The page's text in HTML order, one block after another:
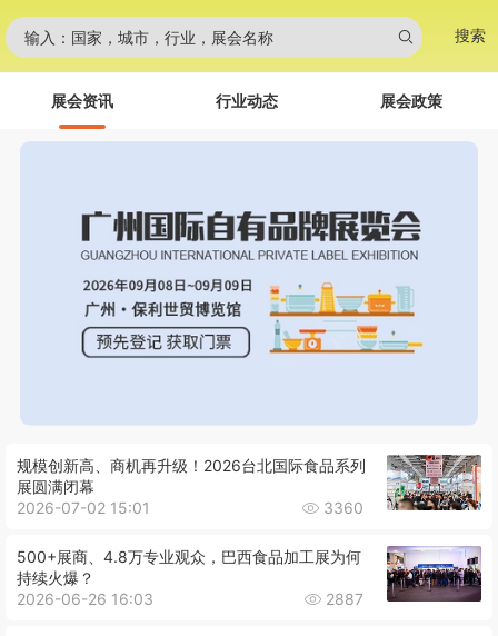
输入：国家，城市，行业，展会名称 搜索
展会资讯 行业动态 展会政策
规模创新高、商机再升级！2026台北国际食品系列
展圆满闭幕
2026-07-02 15:01
3360
500+展商、4.8万专业观众，巴西食品加工展为何
持续火爆？
2026-06-26 16:03
2887